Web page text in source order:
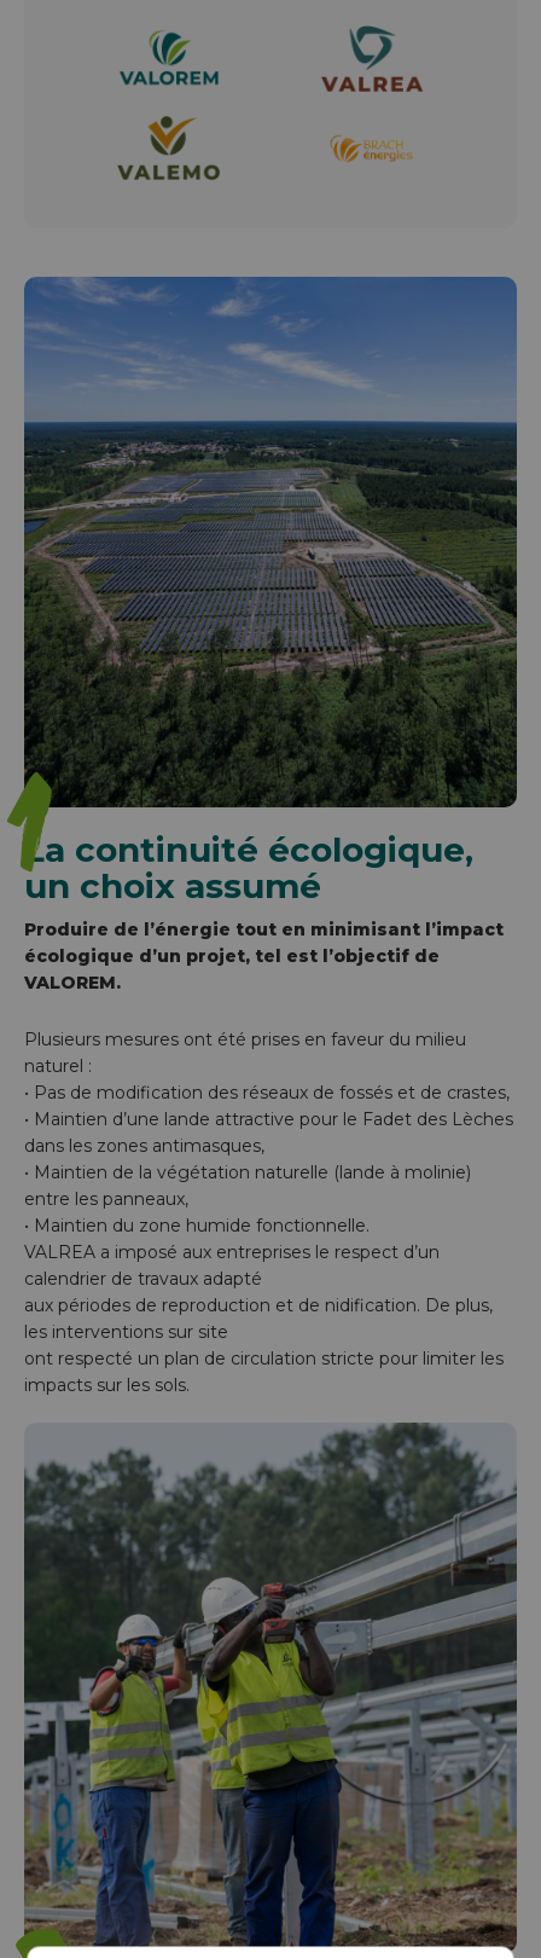
1La continuité écologique,
un choix assumé
Produire de l’énergie tout en minimisant l’impact
écologique d’un projet, tel est l’objectif de
VALOREM.
Plusieurs mesures ont été prises en faveur du milieu
naturel :
• Pas de modification des réseaux de fossés et de crastes,
• Maintien d’une lande attractive pour le Fadet des Lèches
dans les zones antimasques,
• Maintien de la végétation naturelle (lande à molinie)
entre les panneaux,
• Maintien du zone humide fonctionnelle.
VALREA a imposé aux entreprises le respect d’un
calendrier de travaux adapté
aux périodes de reproduction et de nidification. De plus,
les interventions sur site
ont respecté un plan de circulation stricte pour limiter les
impacts sur les sols.